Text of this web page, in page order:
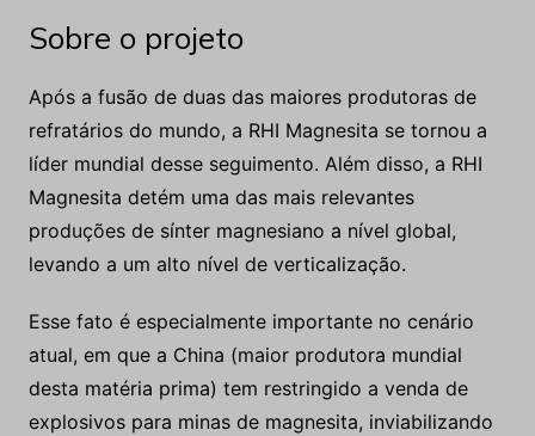
Sobre o projeto
Após a fusão de duas das maiores produtoras de
refratários do mundo, a RHI Magnesita se tornou a
líder mundial desse seguimento. Além disso, a RHI
Magnesita detém uma das mais relevantes
produções de sínter magnesiano a nível global,
levando a um alto nível de verticalização.
Esse fato é especialmente importante no cenário
atual, em que a China (maior produtora mundial
desta matéria prima) tem restringido a venda de
explosivos para minas de magnesita, inviabilizando